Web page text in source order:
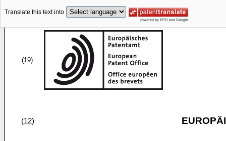
Translate this text into
(19)
(12)